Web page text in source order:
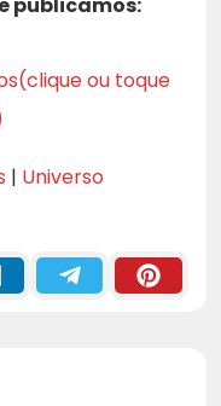
ou toque
| Universo